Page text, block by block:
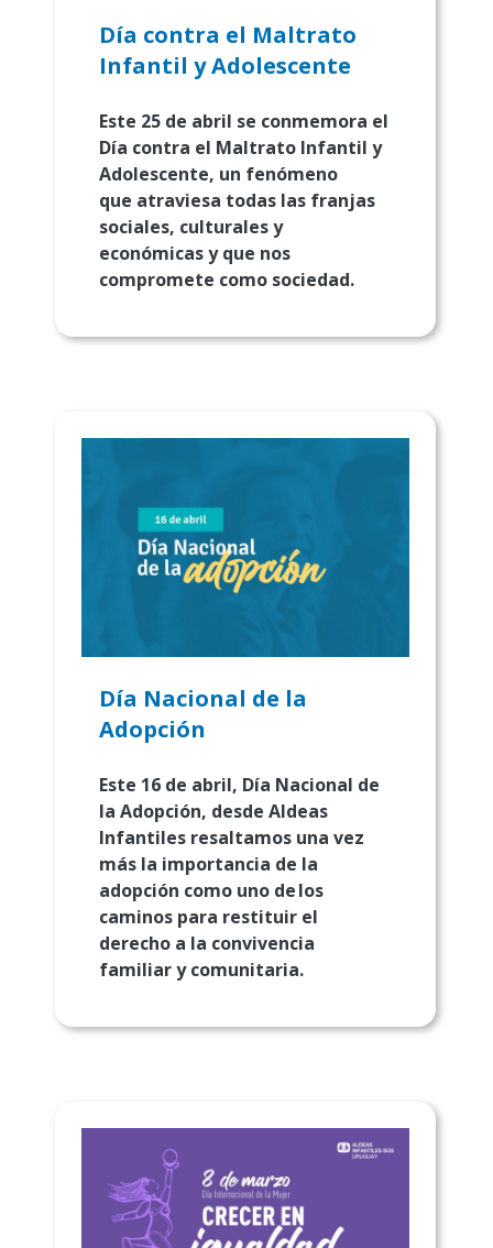
Día contra el Maltrato
Infantil y Adolescente
Este 25 de abril se conmemora el
Día contra el Maltrato Infantil y
Adolescente, un fenómeno
que atraviesa todas las franjas
sociales, culturales y
económicas y que nos
compromete como sociedad.
Día Nacional de la
Adopción
Este 16 de abril, Día Nacional de
la Adopción, desde Aldeas
Infantiles resaltamos una vez
más la importancia de la
adopción como uno de los
caminos para restituir el
derecho a la convivencia
familiar y comunitaria.